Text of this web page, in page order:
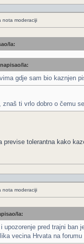
nota moderaciji
la:
la:
gdje sam bio kaznjen
znaš ti vrlo dobro o čemu
previse tolerantna kako
nota moderaciji
la:
i upozorenje pred trajni
vecina Hrvata na